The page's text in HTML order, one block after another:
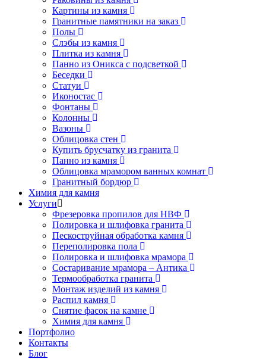
Картины из камня
Гранитные памятники на заказ
Полы
Слэбы из камня
Плитка из камня
Панно из Оникса с подсветкой
Беседки
Статуи
Иконостас
Фонтаны
Колонны
Вазоны
Облицовка стен
Купить брусчатку из гранита
Панно из камня
Облицовка мрамором ванных комнат
Гранитный бордюр
Химия для камня
Услуги
Фрезеровка пропилов для НВФ
Полировка и шлифовка гранита
Пескоструйная обработка камня
Переполировка пола
Полировка и шлифовка мрамора
Состаривание мрамора – Антика
Термообработка гранита
Монтаж изделий из камня
Распил камня
Снятие фасок на камне
Химия для камня
Портфолио
Контакты
Блог